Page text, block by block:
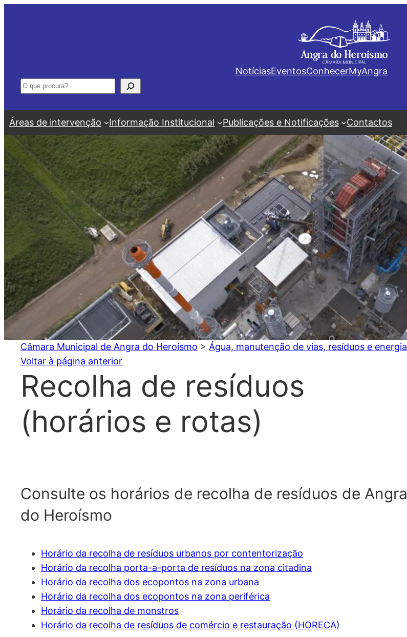
NotíciasEventosConhecerMyAngra
Pesquisar
Áreas de intervenção Informação Institucional Publicações e Notificações Contactos
Câmara Municipal de Angra do Heroísmo > Água, manutenção de vias, resíduos e energia
Voltar à página anterior
Recolha de resíduos
(horários e rotas)
Consulte os horários de recolha de resíduos de Angra
do Heroísmo
Horário da recolha de resíduos urbanos por contentorização
Horário da recolha porta-a-porta de resíduos na zona citadina
Horário da recolha dos ecopontos na zona urbana
Horário da recolha dos ecopontos na zona periférica
Horário da recolha de monstros
Horário da recolha de resíduos de comércio e restauração (HORECA)